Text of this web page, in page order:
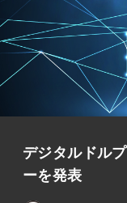
デジタルドル
ーを発表